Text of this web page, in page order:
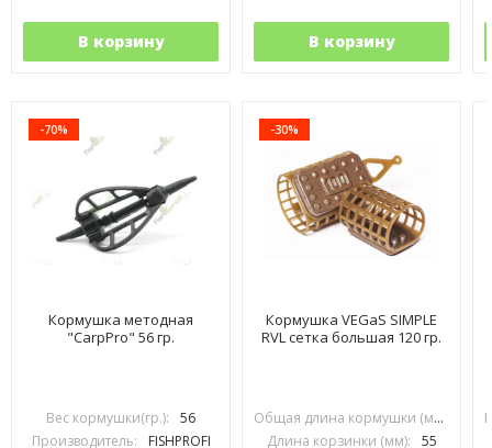
В корзину В корзину
-70%
Кормушка методная
"CarpPro" 56 гр.
Вес кормушки(гр.):
56
Производитель:
FISHPROFI
-30%
Кормушка VEGaS SIMPLE
RVL сетка большая 120 гр.
Общая длина кормушки (мм):
Длина корзинки (мм):
55